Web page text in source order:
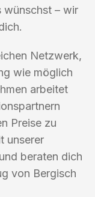
wünschst – wir
Netzwerk,
wie möglich
arbeitet
Preise zu
unserer
beraten dich
von Bergisch